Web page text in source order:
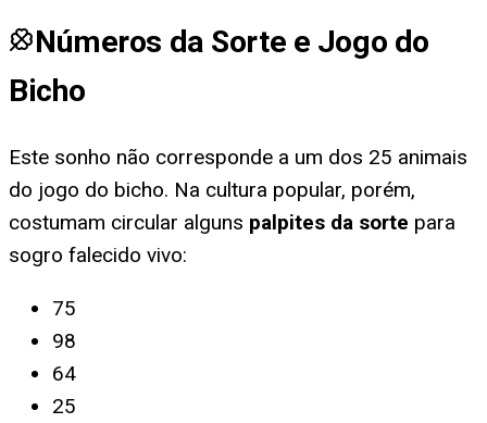
Números da Sorte e Jogo do
Bicho
Este sonho não corresponde a um dos 25 animais
do jogo do bicho. Na cultura popular, porém,
costumam circular alguns palpites da sorte para
sogro falecido vivo:
75
98
64
25